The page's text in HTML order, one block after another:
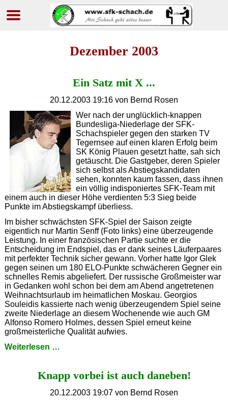
Dezember 2003
Ein Satz mit X ...
20.12.2003 19:16 von Bernd Rosen
Wer nach der unglücklich-knappen
Bundesliga-Niederlage der SFK-
Schachspieler gegen den starken TV
Tegernsee auf einen klaren Erfolg beim
SK König Plauen gesetzt hatte, sah sich
getäuscht. Die Gastgeber, deren Spieler
sich selbst als Abstiegskandidaten
sehen, konnten kaum fassen, dass ihnen
ein völlig indisponiertes SFK-Team mit
einem auch in dieser Höhe verdienten 5:3 Sieg beide
Punkte im Abstiegskampf überliess.
m bisher schwächsten SFK-Spiel der Saison zeigte
eigentlich nur Martin Senff (Foto links) eine überzeugende
Leistung. In einer französischen Partie suchte er die
Entscheidung im Endspiel, das er dank seines Läuferpaares
mit perfekter Technik sicher gewann. Vorher hatte Igor Glek
gegen seinen um 180 ELO-Punkte schwächeren Gegner ein
schnelles Remis abgeliefert. Der russische Großmeister war
in Gedanken wohl schon bei dem am Abend angetretenen
Weihnachtsurlaub im heimatlichen Moskau. Georgios
Souleidis kassierte nach wenig überzeugendem Spiel seine
zweite Niederlage an diesem Wochenende wie auch GM
Alfonso Romero Holmes, dessen Spiel erneut keine
großmeisterliche Qualität aufwies.
Weiterlesen …
X
...
Knapp vorbei ist auch daneben!
20.12.2003 19:07 von Bernd Rosen